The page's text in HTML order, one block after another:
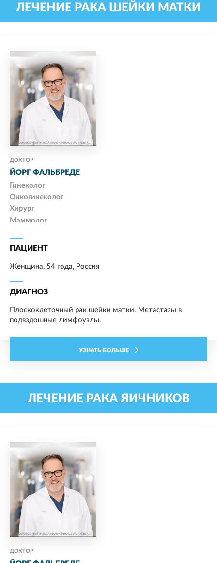
ЛЕЧЕНИЕ РАКА ШЕЙКИ МАТКИ
ДОКТОР
ЙОРГ ФАЛЬБРЕДЕ
Гинеколог
Онкогинеколог
Хирург
Маммолог
ПАЦИЕНТ
Женщина, 54 года, Россия
ДИАГНОЗ
Плоскоклеточный рак шейки матки. Метастазы в
подвздошные лимфоузлы.
УЗНАТЬ БОЛЬШЕ
ЛЕЧЕНИЕ РАКА ЯИЧНИКОВ
ДОКТОР